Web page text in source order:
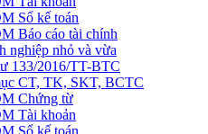
Sổ kế toán
Báo cáo tài chính
nghiệp nhỏ và vừa
133/2016/TT-BTC
CT, TK, SKT, BCTC
Chứng từ
Tài khoản
Sổ kế toán